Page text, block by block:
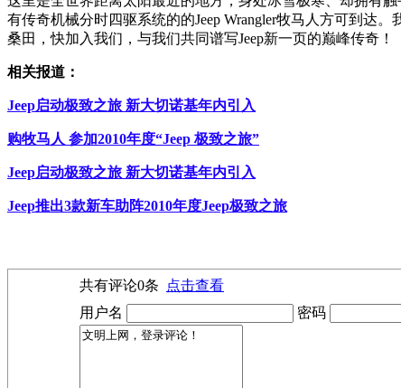
有传奇机械分时四驱系统的的Jeep Wrangler牧马人方可到达
桑田，快加入我们，与我们共同谱写Jeep新一页的巅峰传奇！
相关报道：
Jeep启动极致之旅 新大切诺基年内引入
购牧马人 参加2010年度“Jeep 极致之旅”
Jeep启动极致之旅 新大切诺基年内引入
Jeep推出3款新车助阵2010年度Jeep极致之旅
共有评论0条
点击查看
用户名
密码